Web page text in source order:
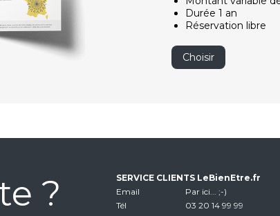
Durée 1 an
Réservation libre
Choisir
?
SERVICE CLIENTS LeBienEtre.fr
Email
Par ici... ;-)
Tél
03 20 14 99 99